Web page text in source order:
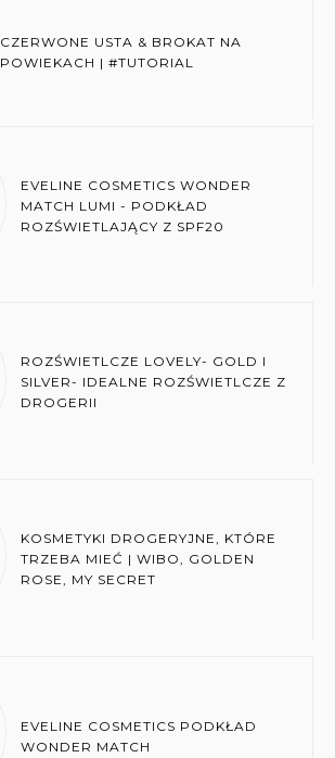
CZERWONE USTA & BROKAT NA
POWIEKACH | #TUTORIAL
EVELINE COSMETICS WONDER
MATCH LUMI - PODKŁAD
ROZŚWIETLAJĄCY Z SPF20
ROZŚWIETLCZE LOVELY- GOLD I
SILVER- IDEALNE ROZŚWIETLCZE Z
DROGERII
KOSMETYKI DROGERYJNE, KTÓRE
TRZEBA MIEĆ | WIBO, GOLDEN
ROSE, MY SECRET
EVELINE COSMETICS PODKŁAD
WONDER MATCH